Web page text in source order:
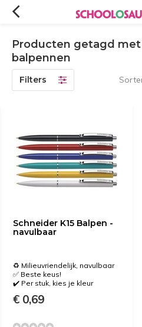
Producten getagd
balpennen
Filters
Schneider K15 Balpen -
navulbaar
♻️ Milieuvriendelijk, navulbaar
✅ Beste keus!
✔️ Per stuk, kies je kleur
€ 0,69